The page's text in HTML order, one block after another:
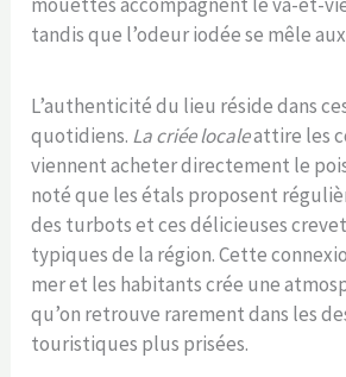
tandis que l’odeur iodée se mêle
L’authenticité du lieu réside dans
quotidiens. La criée localeattire les
viennent acheter directement le
noté que les étals proposent
des turbots et ces délicieuses
typiques de la région. Cette
mer et les habitants crée une
qu’on retrouve rarement dans les
touristiques plus prisées.